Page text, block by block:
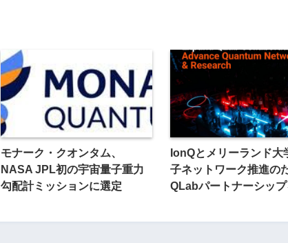
モナーク・クオンタム、
NASA JPL初の宇宙量子重力
勾配計ミッションに選定
IonQとメリーランド大
子ネットワーク推進の
QLabパートナーシッ